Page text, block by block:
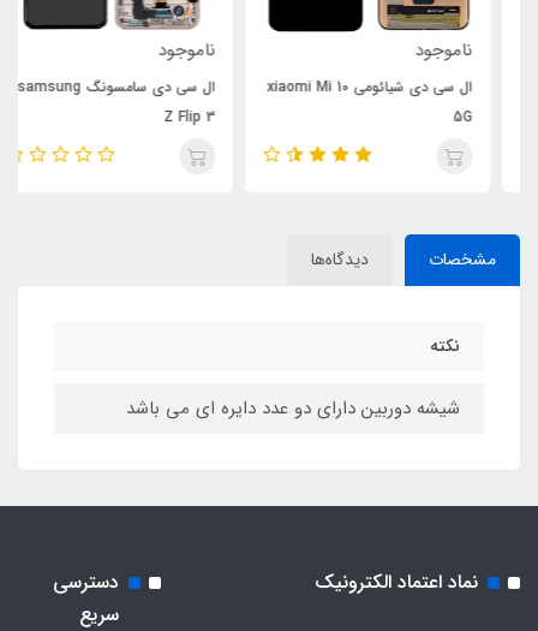
ناموجود
ال سی دی شیائومی xiaomi Mi 10
ناموجود
ال سی دی سامسونگ samsung
Z Flip 3
مشخصات دیدگاه‌ها
نکته
شیشه دوربین دارای دو عدد دایره ای می باشد
نماد اعتماد الکترونیک
دسترسی
سریع